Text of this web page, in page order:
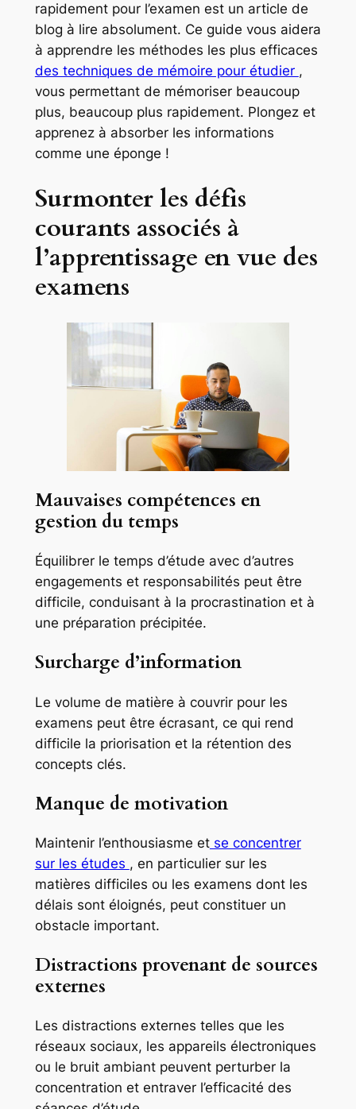
rapidement pour l’examen est un article de
blog à lire absolument. Ce guide vous aidera
à apprendre les méthodes les plus efficaces
des techniques de mémoire pour étudier ,
vous permettant de mémoriser beaucoup
plus, beaucoup plus rapidement. Plongez et
apprenez à absorber les informations
comme une éponge !
Surmonter les défis
courants associés à
l’apprentissage en vue des
examens
Mauvaises compétences en
gestion du temps
Équilibrer le temps d’étude avec d’autres
engagements et responsabilités peut être
difficile, conduisant à la procrastination et à
une préparation précipitée.
Surcharge d’information
Le volume de matière à couvrir pour les
examens peut être écrasant, ce qui rend
difficile la priorisation et la rétention des
concepts clés.
Manque de motivation
Maintenir l’enthousiasme etse concentrer
sur les études , en particulier sur les
matières difficiles ou les examens dont les
délais sont éloignés, peut constituer un
obstacle important.
Distractions provenant de sources
externes
Les distractions externes telles que les
réseaux sociaux, les appareils électroniques
ou le bruit ambiant peuvent perturber la
concentration et entraver l’efficacité des